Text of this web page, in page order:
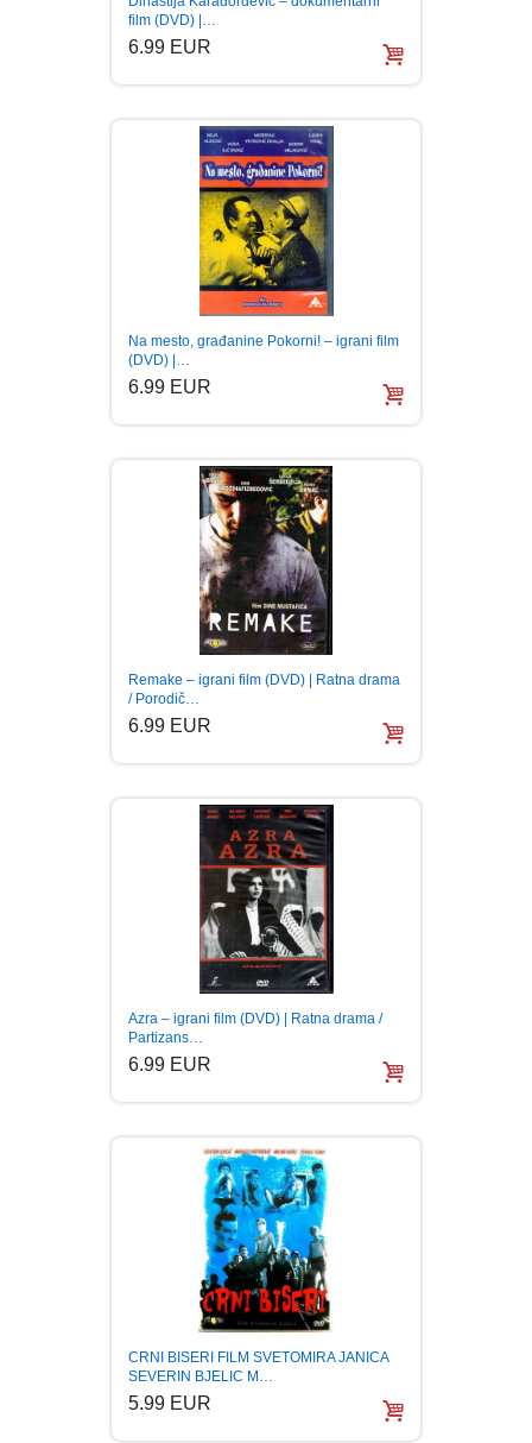
BOJANKE ZA ODRASLE
DRAMA
DRUSTVENA IGRA
DUH I TELO
EDUKATIVNI
EROTSKI
ESEJISTIKA
FANTASTIKA
HOROR
INTERNET I RAČUNARI
KLASICI
KNJIGE ZA DECU
KOMEDIJA
KRIMINALISTIČKI
KUVARI
MITOLOGIJA
MUZIKA
NAUČNA FANTASTIKA
NAUKA
PAVLODERM
100% PRIRODNO
film (DVD) |…
6.99 EUR
Na mesto, građanine Pokorni! – igrani film
(DVD) |…
6.99 EUR
Remake – igrani film (DVD) | Ratna drama
/ Porodič…
6.99 EUR
Azra – igrani film (DVD) | Ratna drama /
Partizans…
6.99 EUR
CRNI BISERI FILM SVETOMIRA JANICA
SEVERIN BJELIC M…
5.99 EUR